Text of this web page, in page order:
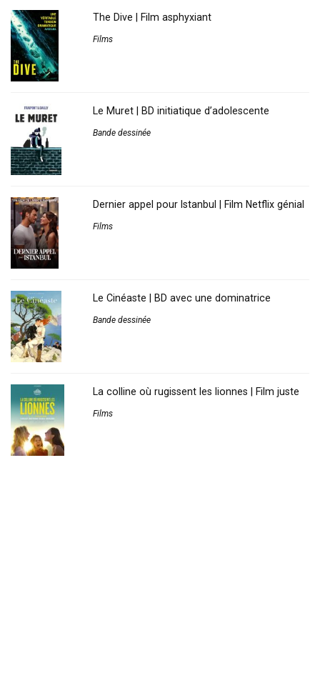
The Dive | Film asphyxiant
Films
Le Muret | BD initiatique d’adolescente
Bande dessinée
Dernier appel pour Istanbul | Film Netflix génial
Films
Le Cinéaste | BD avec une dominatrice
Bande dessinée
La colline où rugissent les lionnes | Film juste
Films